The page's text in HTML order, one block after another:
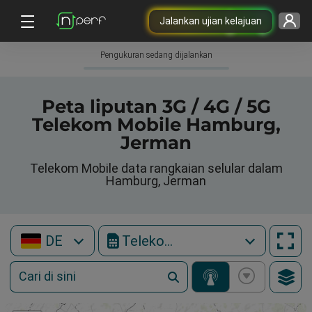
Jalankan ujian kelajuan
Pengukuran sedang dijalankan
Peta liputan 3G / 4G / 5G
Telekom Mobile Hamburg,
Jerman
Telekom Mobile data rangkaian selular dalam
Hamburg, Jerman
DE Telekom Mobile